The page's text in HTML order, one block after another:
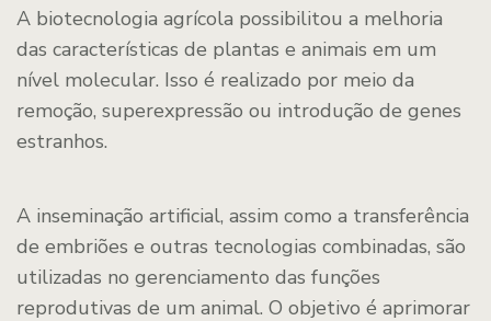
A biotecnologia agrícola possibilitou a melhoria
das características de plantas e animais em um
nível molecular. Isso é realizado por meio da
remoção, superexpressão ou introdução de genes
estranhos.
A inseminação artificial, assim como a transferência
de embriões e outras tecnologias combinadas, são
utilizadas no gerenciamento das funções
reprodutivas de um animal. O objetivo é aprimorar